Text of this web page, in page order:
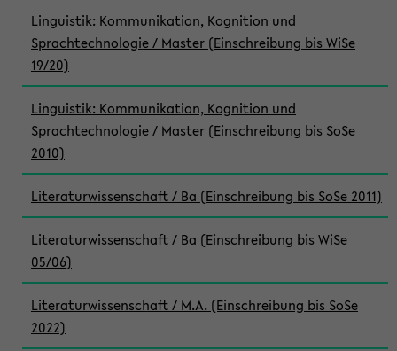
Linguistik: Kommunikation, Kognition und
Sprachtechnologie / Master (Einschreibung bis WiSe
19/20)
Linguistik: Kommunikation, Kognition und
Sprachtechnologie / Master (Einschreibung bis SoSe
2010)
Literaturwissenschaft / Ba (Einschreibung bis SoSe 2011)
Literaturwissenschaft / Ba (Einschreibung bis WiSe
05/06)
Literaturwissenschaft / M.A. (Einschreibung bis SoSe
2022)